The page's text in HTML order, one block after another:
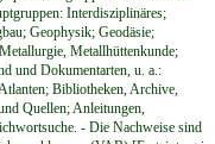
Interdisziplinäres;
Geophysik; Geodäsie;
Metallhüttenkunde;
und Dokumentarten, u. a.:
Bibliotheken, Archive,
Quellen; Anleitungen,
- Die Nachweise sind